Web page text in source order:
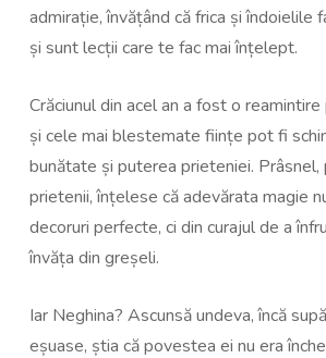
admirație, învățând că frica și îndoielile
și sunt lecții care te fac mai înțelept.
Crăciunul din acel an a fost o
și cele mai blestemate ființe pot fi
bunătate și puterea prieteniei. Prâsnel,
prietenii, înțelese că adevărata magie
decoruri perfecte, ci din curajul de a
învăța din greșeli.
Iar Neghina? Ascunsă undeva, încă
eșuase, știa că povestea ei nu era